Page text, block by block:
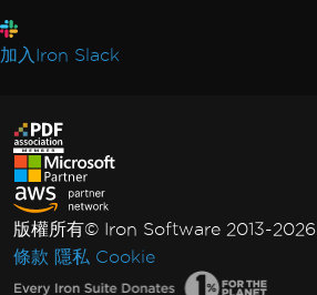
加入Iron Slack
版權所有© Iron Software 2013-2026
條款 隱私 Cookie